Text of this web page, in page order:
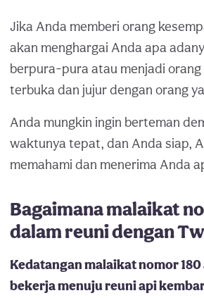
Jika Anda memberi orang
akan menghargai Anda apa
berpura-pura atau menjadi
terbuka dan jujur dengan orang
Anda mungkin ingin berteman
waktunya tepat, dan Anda siap,
memahami dan menerima Anda
Bagaimana malaikat
dalam reuni dengan
Kedatangan malaikat nomor
bekerja menuju reuni api